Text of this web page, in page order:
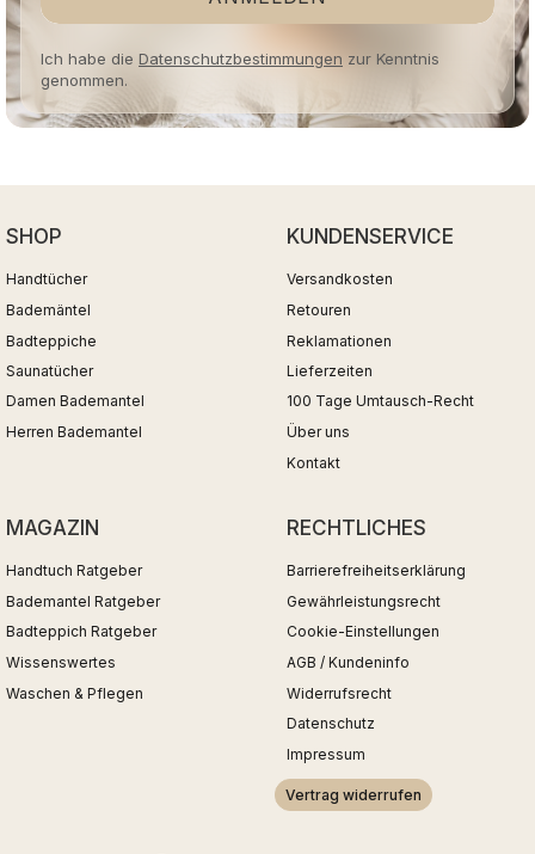
Ich habe die Datenschutzbestimmungen zur Kenntnis
genommen.
SHOP
Handtücher
Bademäntel
Badteppiche
Saunatücher
Damen Bademantel
Herren Bademantel
KUNDENSERVICE
Versandkosten
Retouren
Reklamationen
Lieferzeiten
100 Tage Umtausch-Recht
Über uns
Kontakt
MAGAZIN
Handtuch Ratgeber
Bademantel Ratgeber
Badteppich Ratgeber
Wissenswertes
Waschen & Pflegen
RECHTLICHES
Barrierefreiheitserklärung
Gewährleistungsrecht
Cookie-Einstellungen
AGB / Kundeninfo
Widerrufsrecht
Datenschutz
Impressum
Vertrag widerrufen